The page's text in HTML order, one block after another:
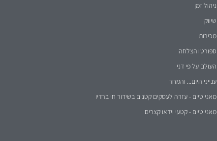
ניהול זמן
שיווק
מכירות
ספורט והצלחה
העולם על פי דני
ענייני היום... והמחר
מאני טיים - עזרה לעסקים קטנים בשידור חי ברדיו
מאני טיים - קטעי וידאו קצרים